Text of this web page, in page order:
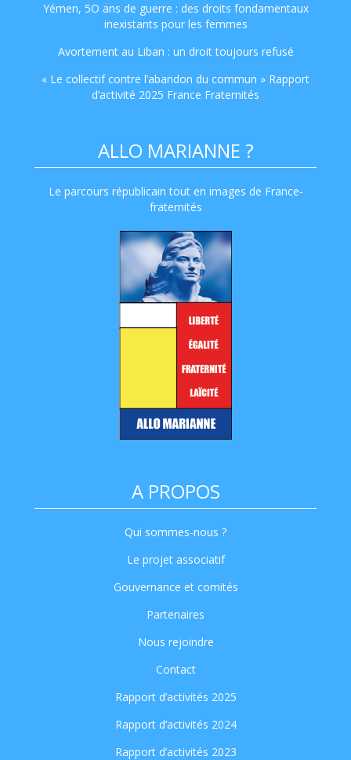
Yémen, 5O ans de guerre : des droits fondamentaux
inexistants pour les femmes
Avortement au Liban : un droit toujours refusé
« Le collectif contre l’abandon du commun » Rapport
d’activité 2025 France Fraternités
ALLO MARIANNE ?
Le parcours républicain tout en images de France-
fraternités
A PROPOS
Qui sommes-nous ?
Le projet associatif
Gouvernance et comités
Partenaires
Nous rejoindre
Contact
Rapport d’activités 2025
Rapport d’activités 2024
Rapport d’activités 2023